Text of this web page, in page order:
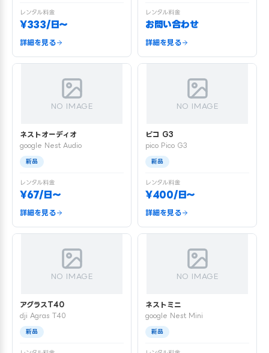
レンタル料金
¥333/日〜
詳細を見る
レンタル料金
お問い合わせ
詳細を見る
NO IMAGE
ネストオーディオ
google Nest Audio
新品
レンタル料金
¥67/日〜
詳細を見る
NO IMAGE
ピコ G3
pico Pico G3
新品
レンタル料金
¥400/日〜
詳細を見る
NO IMAGE
アグラスT40
dji Agras T40
新品
NO IMAGE
ネストミニ
google Nest Mini
新品